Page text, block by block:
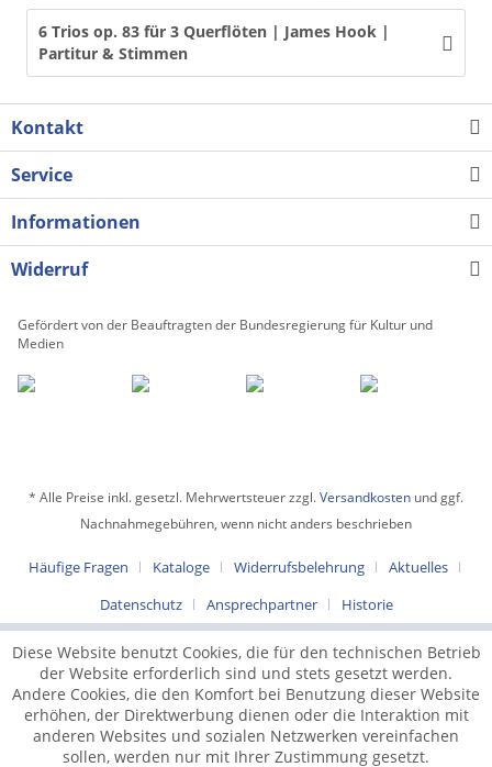
6 Trios op. 83 für 3 Querflöten | James Hook |
Partitur & Stimmen
Kontakt
Service
Informationen
Widerruf
Gefördert von der Beauftragten der Bundesregierung für Kultur und
Medien
* Alle Preise inkl. gesetzl. Mehrwertsteuer zzgl.Versandkosten und ggf.
Nachnahmegebühren, wenn nicht anders beschrieben
Häufige Fragen Kataloge Widerrufsbelehrung
Aktuelles
Datenschutz
Ansprechpartner Historie
Diese Website benutzt Cookies, die für den technischen Betrieb
der Website erforderlich sind und stets gesetzt werden.
Andere Cookies, die den Komfort bei Benutzung dieser Website
erhöhen, der Direktwerbung dienen oder die Interaktion mit
anderen Websites und sozialen Netzwerken vereinfachen
sollen, werden nur mit Ihrer Zustimmung gesetzt.